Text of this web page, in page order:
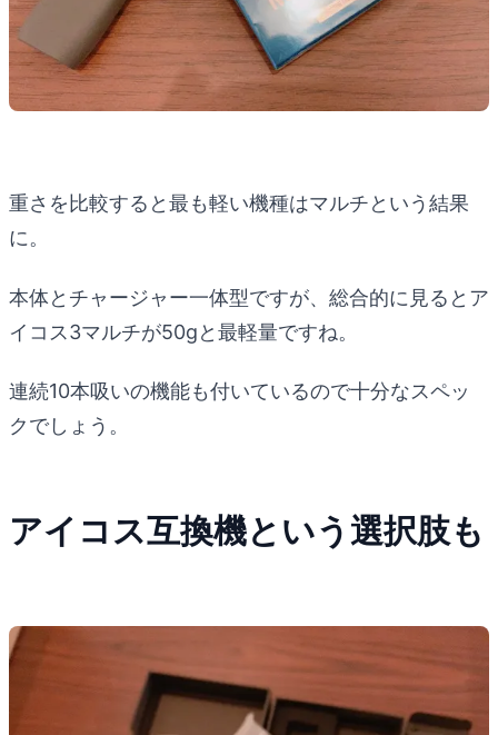
重さを比較すると最も軽い機種はマルチという結果
に。
本体とチャージャー一体型ですが、総合的に見るとア
イコス3マルチが50gと最軽量ですね。
連続10本吸いの機能も付いているので十分なスペッ
クでしょう。
アイコス互換機という選択肢も